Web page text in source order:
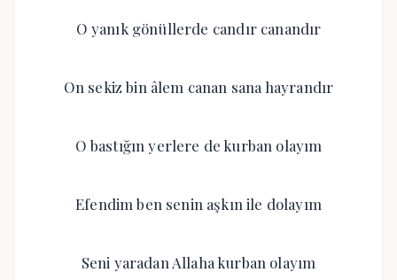
O yanık gönüllerde candır canandır
On sekiz bin âlem canan sana hayrandır
O bastığın yerlere de kurban olayım
Efendim ben senin aşkın ile dolayım
Seni yaradan Allaha kurban olayım